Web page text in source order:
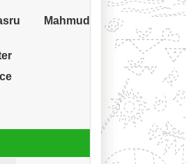
Mahmud